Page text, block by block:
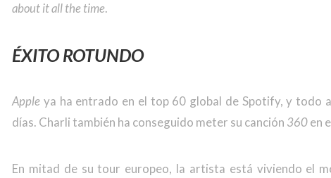
about it all the time.
ÉXITO ROTUNDO
Apple ya ha entrado en el top 60 global de Spotify, y todo
días. Charli también ha conseguido meter su canción 360en
En mitad de su tour europeo, la artista está viviendo el